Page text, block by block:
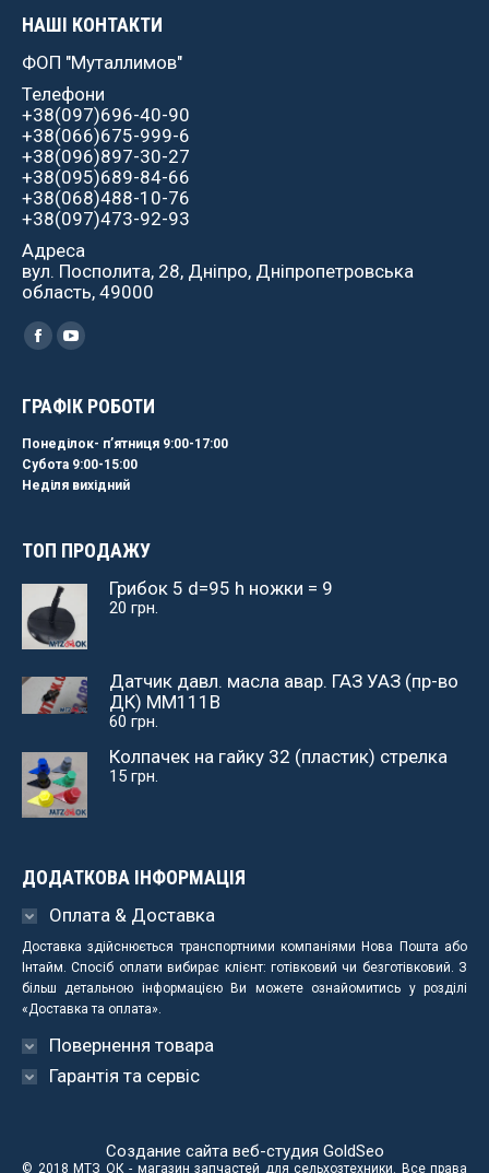
НАШІ КОНТАКТИ
ФОП "Муталлимов"
Телефони
+38(097)696-40-90
+38(066)675-999-6
+38(096)897-30-27
+38(095)689-84-66
+38(068)488-10-76
+38(097)473-92-93
Адреса
вул. Посполита, 28, Дніпро, Дніпропетровська
область, 49000
Найдите нас:
Facebook
YouTube
ГРАФІК РОБОТИ
Понеділок- пʼятниця 9:00-17:00
Субота 9:00-15:00
Неділя вихідний
ТОП ПРОДАЖУ
Грибок 5 d=95 h ножки = 9
20 грн.
Датчик давл. масла авар. ГАЗ УАЗ (пр-во
ДК) ММ111В
60 грн.
Колпачек на гайку 32 (пластик) стрелка
15 грн.
ДОДАТКОВА ІНФОРМАЦІЯ
Оплата & Доставка
Доставка здійснюється транспортними компаніями Нова Пошта або
Інтайм. Спосіб оплати вибирає клієнт: готівковий чи безготівковий. З
більш детальною інформацією Ви можете ознайомитись у розділі
«Доставка та оплата».
Повернення товара
Гарантія та сервіс
Создание сайта веб-студия GoldSeo
© 2018 МТЗ ОК - магазин запчастей для сельхозтехники. Все права